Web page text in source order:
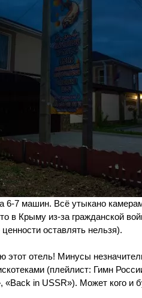
6-7 машин. Всё утыкано
в Крыму из-за гражданской
оставлять нельзя).
этот отель! Минусы
(плейлист: Гимн
«Back in USSR»). Может кого и